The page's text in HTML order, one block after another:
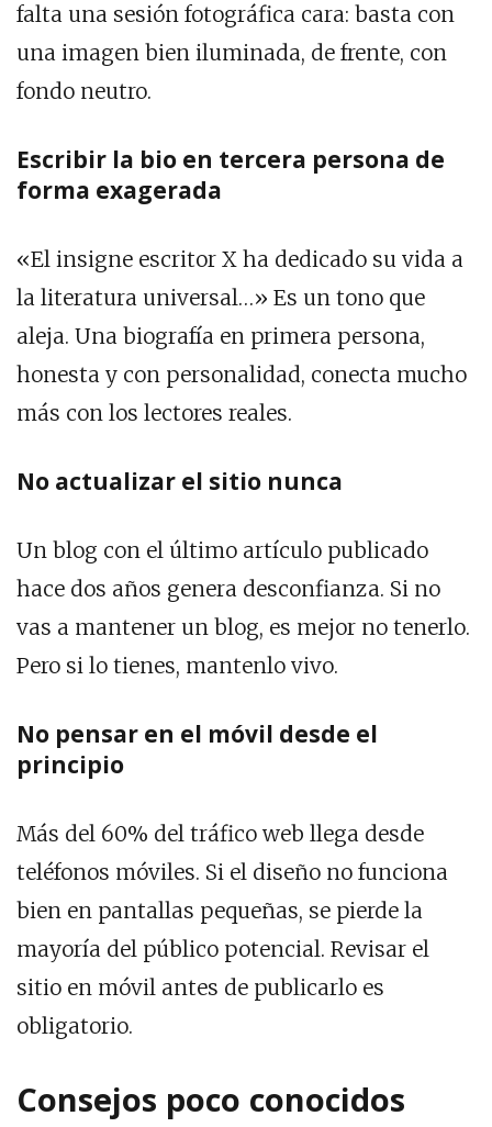
falta una sesión fotográfica cara: basta con
una imagen bien iluminada, de frente, con
fondo neutro.
Escribir la bio en tercera persona de
forma exagerada
«El insigne escritor X ha dedicado su vida a
la literatura universal…» Es un tono que
aleja. Una biografía en primera persona,
honesta y con personalidad, conecta mucho
más con los lectores reales.
No actualizar el sitio nunca
Un blog con el último artículo publicado
hace dos años genera desconfianza. Si no
vas a mantener un blog, es mejor no tenerlo.
Pero si lo tienes, mantenlo vivo.
No pensar en el móvil desde el
principio
Más del 60% del tráfico web llega desde
teléfonos móviles. Si el diseño no funciona
bien en pantallas pequeñas, se pierde la
mayoría del público potencial. Revisar el
sitio en móvil antes de publicarlo es
obligatorio.
Consejos poco conocidos